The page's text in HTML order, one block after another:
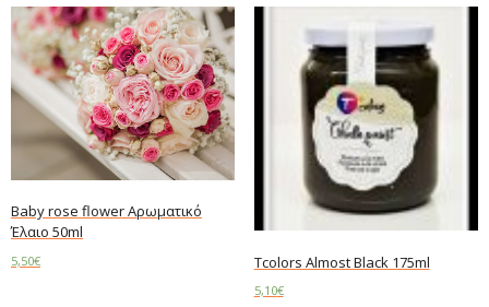
Baby rose flower Αρωματικό
Έλαιο 50ml
5,50€ Tcolors Almost Black 175ml
5,10€